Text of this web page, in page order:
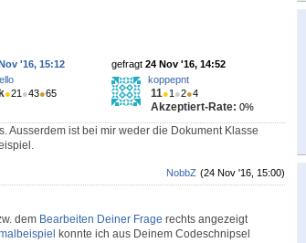
gefragt 24 Nov '16, 14:52
koppepnt
11●1 ●2●4
Akzeptiert-Rate: 0%
'16, 15:12
●21 ●43●65
Ausserdem ist bei mir weder die Dokument Klasse
(24 Nov '16, 15:00)
NobbZ
dem Bearbeiten Deiner Frage rechts angezeigt
konnte ich aus Deinem Codeschnipsel